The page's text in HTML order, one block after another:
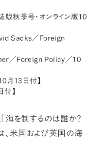
秋季号・オンライン版10
Sacks／Foreign
／Foreign Policy／10
13日付】
】
を制するのは誰か？
、米国および英国の海